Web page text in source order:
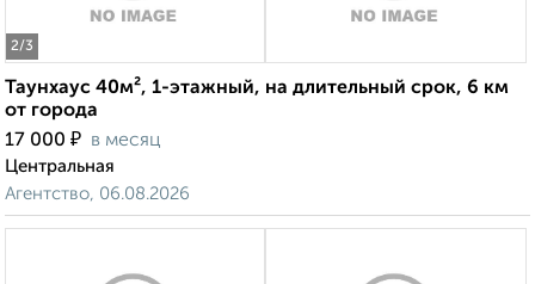
2/3
Таунхаус 40м², 1-этажный, на длительный срок, 6 км
от города
17 000 ₽ в месяц
Центральная
Агентство, 06.08.2026